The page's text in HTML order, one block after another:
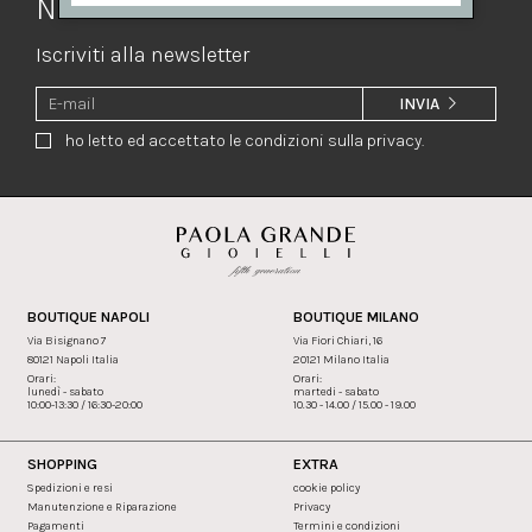
Newsletter
Iscriviti alla newsletter
ho letto ed accettato le condizioni sulla privacy.
INVIA
BOUTIQUE NAPOLI
Via Bisignano 7
80121 Napoli Italia
Orari:
lunedì - sabato
10:00-13:30 / 16:30-20:00
BOUTIQUE MILANO
Via Fiori Chiari, 16
20121 Milano Italia
Orari:
martedi - sabato
10.30 - 14.00 / 15.00 - 19.00
SHOPPING
Spedizioni e resi
Manutenzione e Riparazione
Pagamenti
EXTRA
cookie policy
Privacy
Termini e condizioni